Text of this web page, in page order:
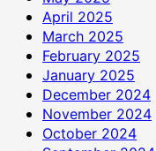
April 2025
March 2025
February 2025
January 2025
December 2024
November 2024
October 2024